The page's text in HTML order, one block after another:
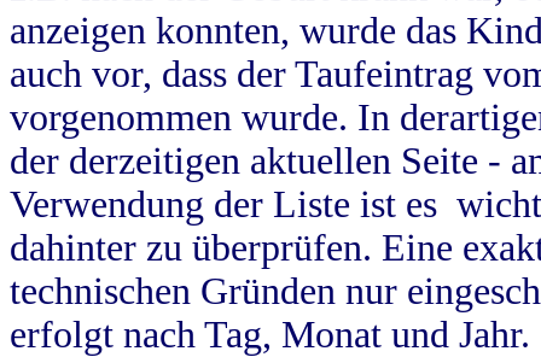
anzeigen konnten, wurde das
auch vor, dass der Taufeintrag
vorgenommen wurde. In
der derzeitigen aktuellen Seite -
Verwendung der Liste ist es
dahinter zu überprüfen. Eine
technischen Gründen nur
erfolgt nach Tag, Monat und Jahr.